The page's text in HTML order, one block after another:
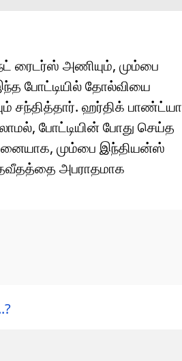
ரைடர்ஸ் அணியும், மும்பை
போட்டியில் தோல்வியை
சந்தித்தார். ஹர்திக் பாண்ட்யா
போட்டியின் போது செய்த
மும்பை இந்தியன்ஸ்
அபராதமாக